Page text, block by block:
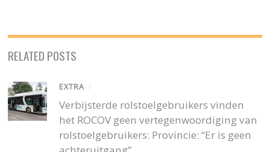
RELATED POSTS
EXTRA /
Verbijsterde rolstoelgebruikers vinden
het ROCOV geen vertegenwoordiging van
rolstoelgebruikers: Provincie: “Er is geen